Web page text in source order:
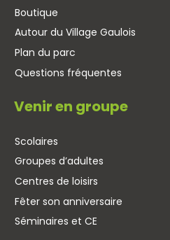
Boutique
Autour du Village Gaulois
Plan du parc
Questions fréquentes
Venir en groupe
Scolaires
Groupes d’adultes
Centres de loisirs
Fêter son anniversaire
Séminaires et CE